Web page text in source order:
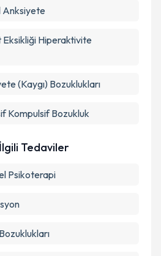
Anksiyete
Eksikliği Hiperaktivite
(Kaygı) Bozuklukları
Kompulsif Bozukluk
Tedaviler
Psikoterapi